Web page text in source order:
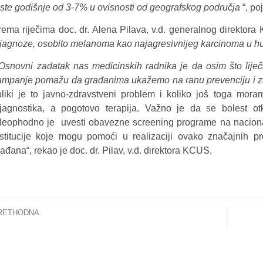
godišnje od 3-7% u ovisnosti od geografskog područja“,
riječima doc. dr. Alena Pilava, v.d. generalnog direktora
osobito melanoma kao najagresivnijeg karcinoma u
zadatak nas medicinskih radnika je da osim što
pomažu da građanima ukažemo na ranu prevenciju i
je to javno-zdravstveni problem i koliko još toga
a pogotovo terapija. Važno je da se bolest
je uvesti obavezne screening programe na
koje mogu pomoći u realizaciji ovako značajnih
rekao je doc. dr. Pilav, v.d. direktora KCUS.